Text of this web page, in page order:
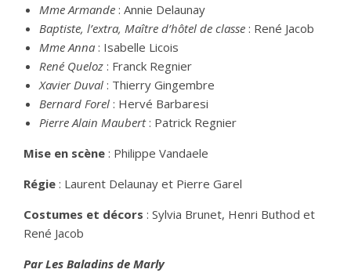
Mme Armande : Annie Delaunay
Baptiste, l’extra, Maître d’hôtel de classe : René Jacob
Mme Anna : Isabelle Licois
René Queloz : Franck Regnier
Xavier Duval : Thierry Gingembre
Bernard Forel : Hervé Barbaresi
Pierre Alain Maubert: Patrick Regnier
Mise en scène : Philippe Vandaele
Régie : Laurent Delaunay et Pierre Garel
Costumes et décors : Sylvia Brunet, Henri Buthod et
René Jacob
Par Les Baladins de Marly